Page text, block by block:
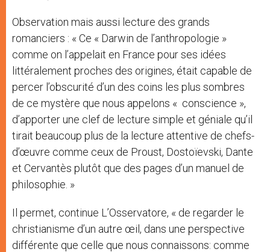
Observation mais aussi lecture des grands
romanciers : « Ce « Darwin de l’anthropologie »
comme on l’appelait en France pour ses idées
littéralement proches des origines, était capable de
percer l’obscurité d’un des coins les plus sombres
de ce mystère que nous appelons « conscience »,
d’apporter une clef de lecture simple et géniale qu’il
tirait beaucoup plus de la lecture attentive de chefs-
d’œuvre comme ceux de Proust, Dostoïevski, Dante
et Cervantès plutôt que des pages d’un manuel de
philosophie. »
Il permet, continue L’Osservatore, « de regarder le
christianisme d’un autre œil, dans une perspective
différente que celle que nous connaissons: comme